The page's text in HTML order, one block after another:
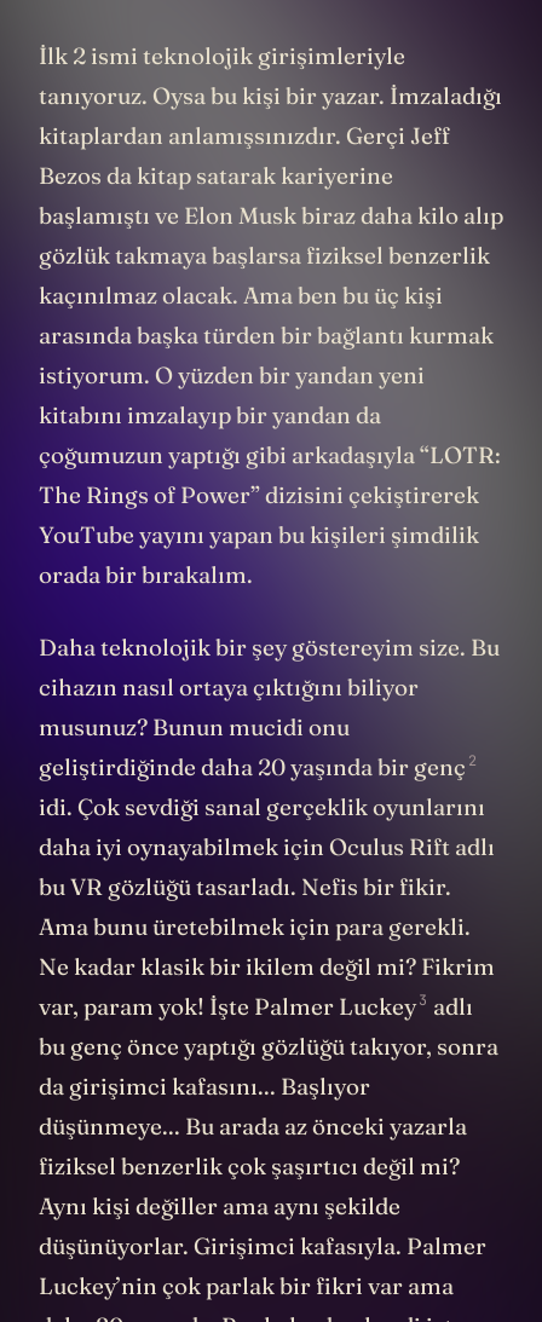
İlk 2 ismi teknolojik girişimleriyle
tanıyoruz. Oysa bu kişi bir yazar. İmzaladığı
kitaplardan anlamışsınızdır. Gerçi Jeff
Bezos da kitap satarak kariyerine
başlamıştı ve Elon Musk biraz daha kilo alıp
gözlük takmaya başlarsa fiziksel benzerlik
kaçınılmaz olacak. Ama ben bu üç kişi
arasında başka türden bir bağlantı kurmak
istiyorum. O yüzden bir yandan yeni
kitabını imzalayıp bir yandan da
çoğumuzun yaptığı gibi arkadaşıyla “LOTR:
The Rings of Power” dizisini çekiştirerek
YouTube yayını yapan bu kişileri şimdilik
orada bir bırakalım.
Daha teknolojik bir şey göstereyim size. Bu
cihazın nasıl ortaya çıktığını biliyor
musunuz? Bunun mucidi onu
geliştirdiğinde daha 20 yaşında bir genç 2
idi. Çok sevdiği sanal gerçeklik oyunlarını
daha iyi oynayabilmek için Oculus Rift adlı
bu VR gözlüğü tasarladı. Nefis bir fikir.
Ama bunu üretebilmek için para gerekli.
Ne kadar klasik bir ikilem değil mi? Fikrim
var, param yok! İşte Palmer Luckey3 adlı
bu genç önce yaptığı gözlüğü takıyor, sonra
da girişimci kafasını... Başlıyor
düşünmeye... Bu arada az önceki yazarla
fiziksel benzerlik çok şaşırtıcı değil mi?
Aynı kişi değiller ama aynı şekilde
düşünüyorlar. Girişimci kafasıyla. Palmer
Luckey’nin çok parlak bir fikri var ama